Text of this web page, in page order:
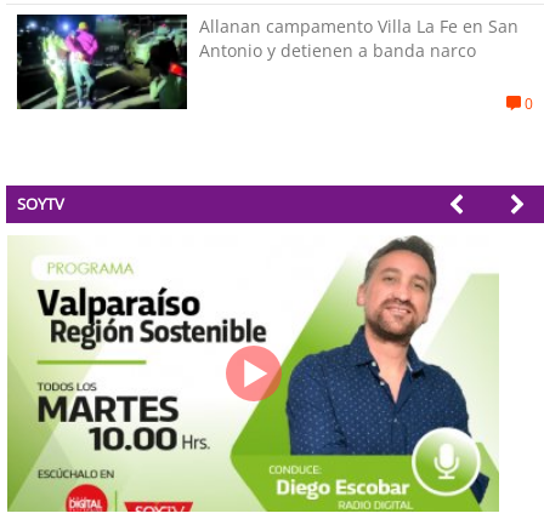
Allanan campamento Villa La Fe en San
Antonio y detienen a banda narco
0
SOYTV